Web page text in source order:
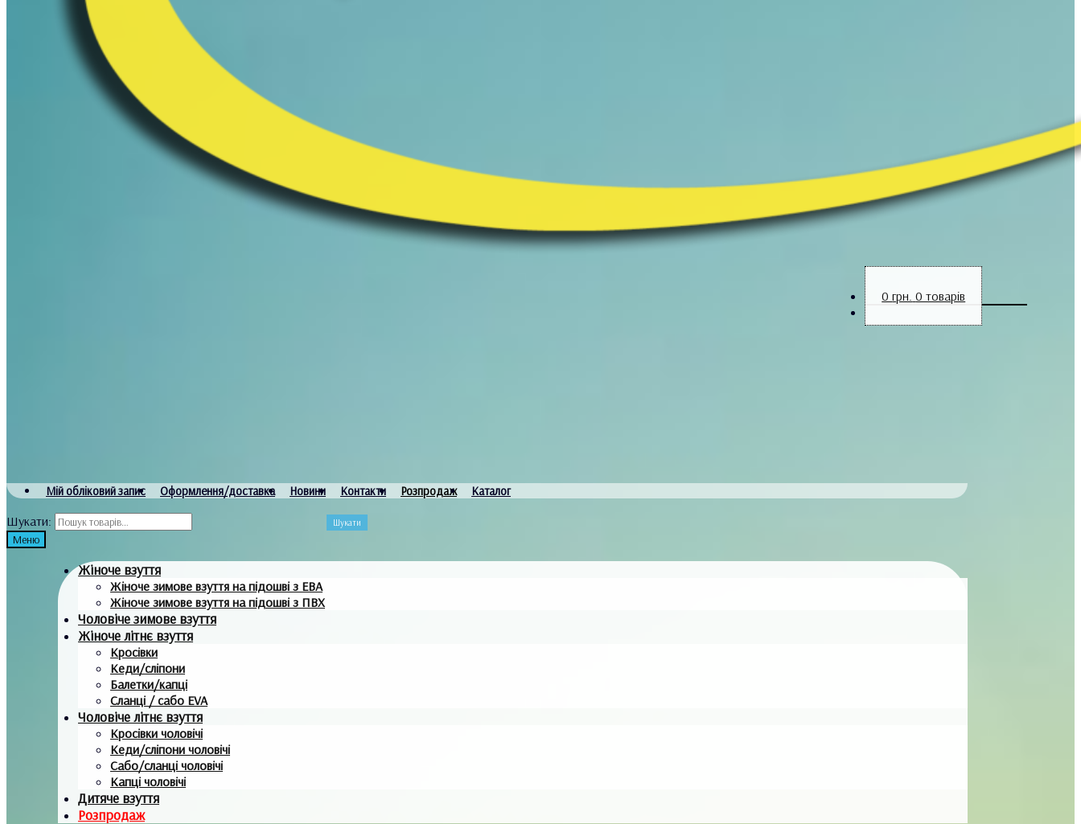
Мій обліковий запис Оформлення/доставка Новини Контакти Розпродаж Каталог
Шукати: Шукати
Меню
Жіноче взуття
Жіноче зимове взуття на підошві з ЕВА
Жіноче зимове взуття на підошві з ПВХ
Чоловіче зимове взуття
Жіноче літнє взуття
Кросівки
Кеди/сліпони
Балетки/капці
Сланці / сабо EVA
Чоловіче літнє взуття
Кросівки чоловічі
Кеди/сліпони чоловічі
Сабо/сланці чоловічі
Капці чоловічі
Дитяче взуття
Розпродаж
0грн. 0 товарів